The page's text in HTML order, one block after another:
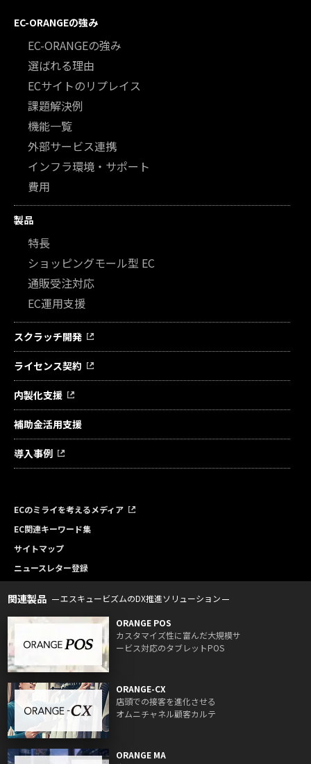
EC-ORANGEの強み
EC-ORANGEの強み
選ばれる理由
ECサイトのリプレイス
課題解決例
機能一覧
外部サービス連携
インフラ環境・サポート
費用
製品
特長
ショッピングモール型 EC
通販受注対応
EC運用支援
スクラッチ開発
ライセンス契約
内製化支援
補助金活用支援
導入事例
ECのミライを考えるメディア
EC関連キーワード集
サイトマップ
ニュースレター登録
関連製品 エスキュービズムのDX推進ソリューション
ORANGE POS
カスタマイズ性に富んだ大規模サ
ービス対応のタブレットPOS
ORANGE-CX
店頭での接客を進化させる
オムニチャネル顧客カルテ
ORANGE MA